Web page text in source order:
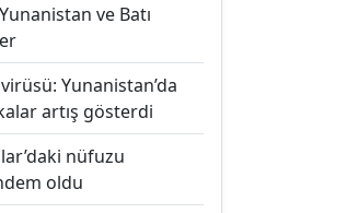
ve Batı
Yunanistan’da
artış gösterdi
nüfuzu
oldu